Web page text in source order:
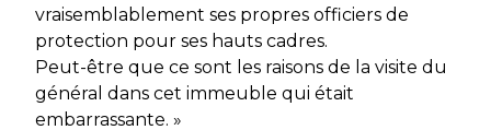
vraisemblablement ses propres officiers de
protection pour ses hauts cadres.
Peut-être que ce sont les raisons de la visite du
général dans cet immeuble qui était
embarrassante. »